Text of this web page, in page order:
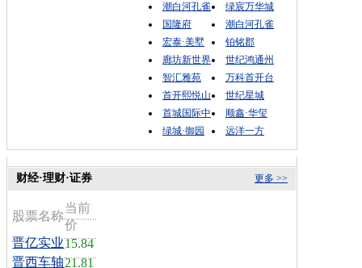
潮白河孔雀
绿宸万华城
国隆府
潮白河孔雀
宏泰·美墅
铂铭郡
廊坊新世界
世纪鸿通州
智汇雅苑
万科首开台
首开熙悦山
世纪星城
首城国际中
顺鑫·华玺
绿城·御园
远洋一方
更多 >>
财经·理财·证券
股票名称
当前
价
晋亿实业15.84
晋西车轴21.81